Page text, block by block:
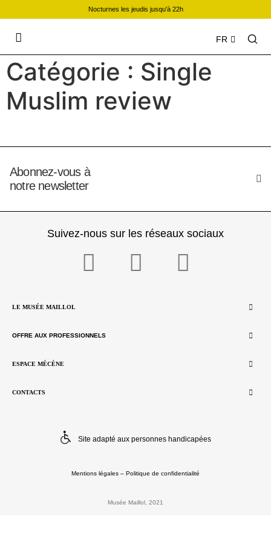
Nocturnes les jeudis jusqu'à 22h
FR
Catégorie : Single
Muslim review
Abonnez-vous à
notre newsletter
Suivez-nous sur les réseaux sociaux
LE MUSÉE MAILLOL
OFFRE AUX PROFESSIONNELS
ESPACE MÉCÈNE
CONTACTS
Site adapté aux personnes handicapées
Mentions légales – Politique de confidentialité
Musée Maillol, 2021